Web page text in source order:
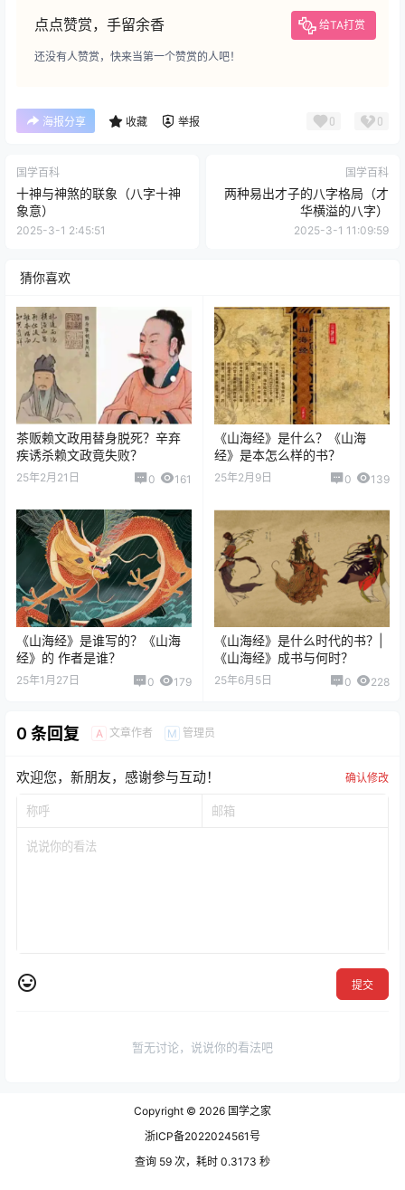
点点赞赏，手留余香 给TA打赏
还没有人赞赏，快来当第一个赞赏的人吧！
海报分享 收藏 举报 0 0
国学百科
十神与神煞的联象（八字十神
象意）
2025-3-1 2:45:51
国学百科
两种易出才子的八字格局（才
华横溢的八字）
2025-3-1 11:09:59
猜你喜欢
茶贩赖文政用替身脱死？辛弃
疾诱杀赖文政竟失败？
25年2月21日 0 161
《山海经》是什么？《山海
经》是本怎么样的书？
25年2月9日 0 139
《山海经》是谁写的？《山海
经》的 作者是谁？
25年1月27日 0 179
《山海经》是什么时代的书？|
《山海经》成书与何时？
25年6月5日 0 228
0 条回复 A 文章作者 M 管理员
欢迎您，新朋友，感谢参与互动！ 确认修改
提交
暂无讨论，说说你的看法吧
Copyright © 2026 国学之家
浙ICP备2022024561号
查询 59 次，耗时 0.3173 秒